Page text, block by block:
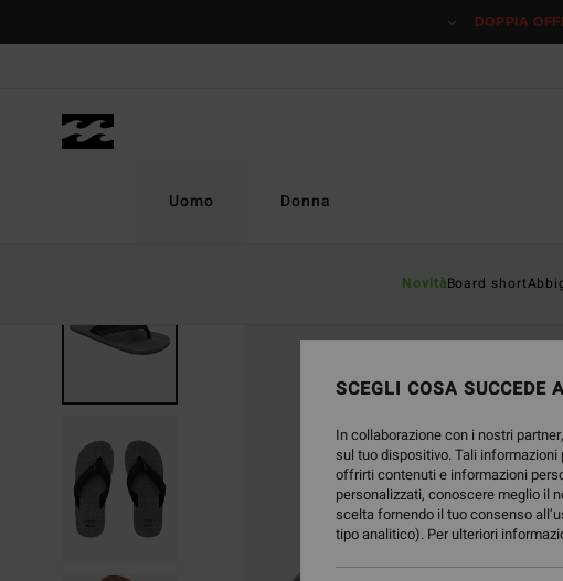
prodotto
DOPPIA
Uomo
NovitàBoard short
Donna
SCEGLI COSA SUCCEDE
In collaborazione con i nostri
sul tuo dispositivo. Tali informazioni
offrirti contenuti e informazioni
personalizzati, conoscere meglio il
scelta fornendo il tuo consenso
tipo analitico). Per ulteriori